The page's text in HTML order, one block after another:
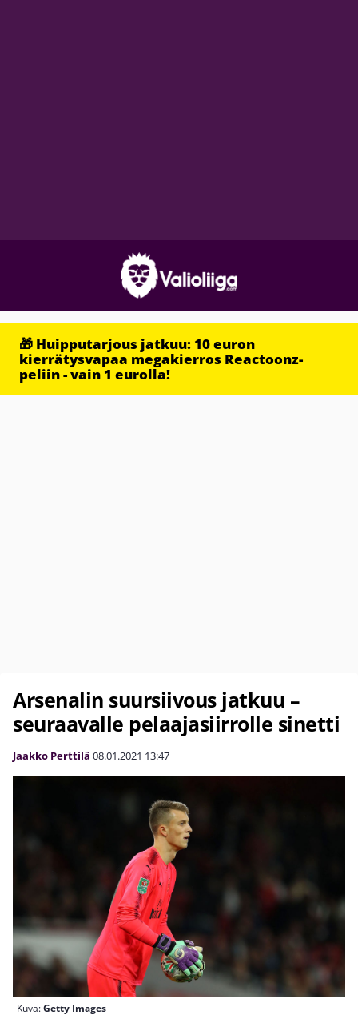
🎁 Huipputarjous jatkuu: 10 euron
kierrätysvapaa megakierros Reactoonz-
peliin - vain 1 eurolla!
Arsenalin suursiivous jatkuu –
seuraavalle pelaajasiirrolle sinetti
Jaakko Perttilä 08.01.2021 13:47
Kuva:Getty Images